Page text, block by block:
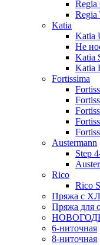
Regia
Regia
Katia
Katia
Не
Katia
Katia
Fortissima
Austermann
Step
Rico
Rico
Пряжа с
Пряжа для
6-ниточная
8-ниточная